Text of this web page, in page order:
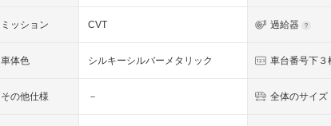
ミッション CVT 過給器
車体色 シルキーシルバーメタリック 車台番号下３
その他仕様 － 全体のサイズ